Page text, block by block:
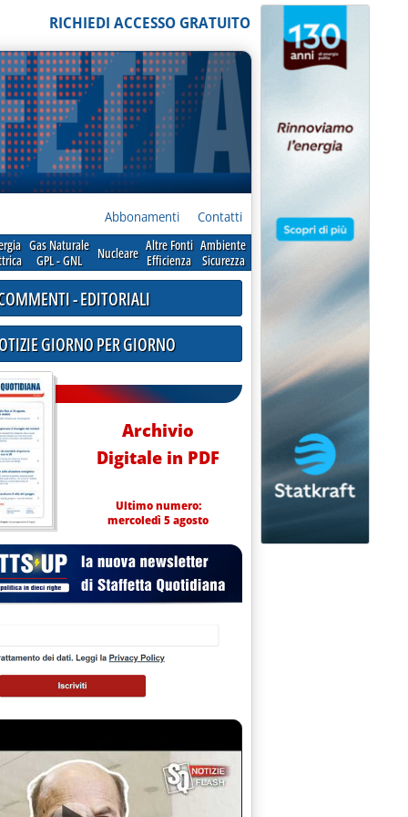
RICHIEDI ACCESSO GRATUITO
Abbonamenti Contatti
Gas Naturale
GPL - GNL
Nucleare Altre Fonti
Efficienza
Ambiente
Sicurezza
- EDITORIALI
GIORNO PER GIORNO
Archivio
Digitale in PDF
Ultimo numero:
mercoledì 5 agosto